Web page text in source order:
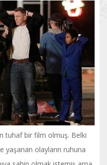
tuhaf bir film olmuş. Belki
yaşanan olayların ruhuna